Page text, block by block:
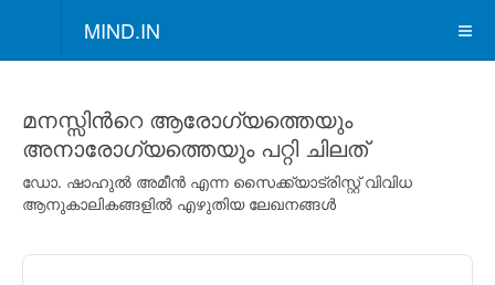
MIND.IN
മനസ്സിന്‍റെ ആരോഗ്യത്തെയും
അനാരോഗ്യത്തെയും പറ്റി ചിലത്
ഡോ. ഷാഹുല്‍ അമീന്‍ എന്ന സൈക്ക്യാട്രിസ്റ്റ് വിവിധ
ആനുകാലികങ്ങളില്‍ എഴുതിയ ലേഖനങ്ങള്‍